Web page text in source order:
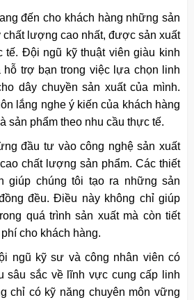
đến cho khách hàng những sản
chất lượng cao nhất, được sản xuất
tế. Đội ngũ kỹ thuật viên giàu kinh
hỗ trợ bạn trong việc lựa chọn linh
dây chuyền sản xuất của mình.
lắng nghe ý kiến của khách hàng
sản phẩm theo nhu cầu thực tế.
đầu tư vào công nghệ sản xuất
chất lượng sản phẩm. Các thiết
giúp chúng tôi tạo ra những sản
đều. Điều này không chỉ giúp
quá trình sản xuất mà còn tiết
cho khách hàng.
ngũ kỹ sư và công nhân viên có
sâu sắc về lĩnh vực cung cấp linh
chỉ có kỹ năng chuyên môn vững